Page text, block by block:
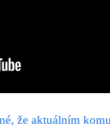
že aktuálním